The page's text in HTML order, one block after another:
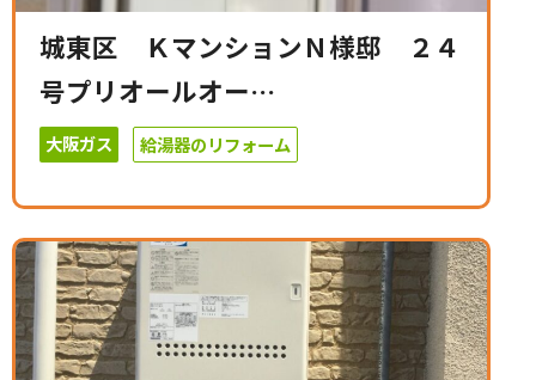
城東区 ＫマンションＮ様邸 ２４
号プリオールオー…
大阪ガス 給湯器のリフォーム